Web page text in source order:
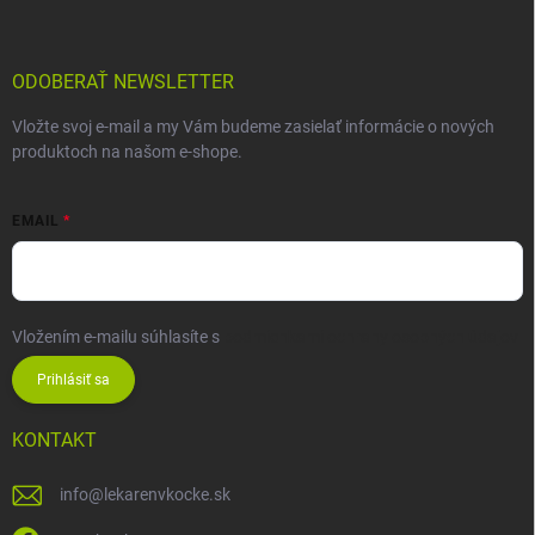
ODOBERAŤ NEWSLETTER
Vložte svoj e-mail a my Vám budeme zasielať informácie o nových
produktoch na našom e-shope.
EMAIL
Vložením e-mailu súhlasíte s
Prihlásiť sa
KONTAKT
info@ lekarenvkocke.sk